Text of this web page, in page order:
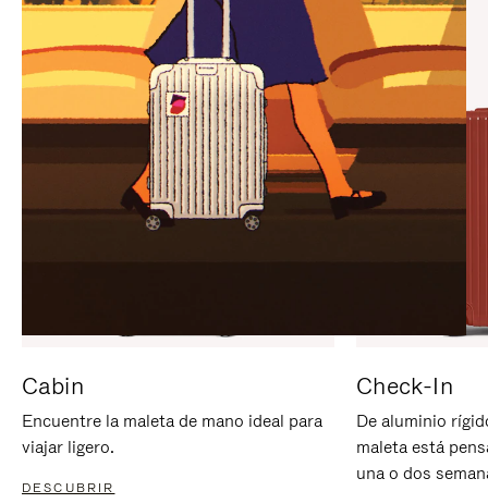
PAUSARLO.
PARA
ACTIVARLO.
Cabin
Encuentre la maleta de mano ideal para
viajar ligero.
DESCUBRIR
Check-In
De aluminio
maleta está
una o dos